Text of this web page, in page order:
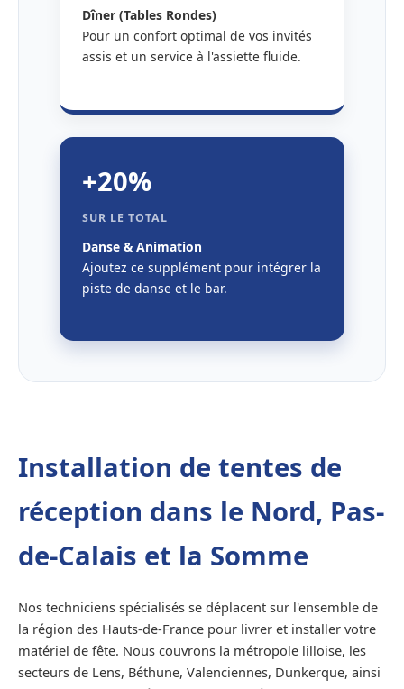
Dîner (Tables Rondes)
Pour un confort optimal de vos invités
assis et un service à l'assiette fluide.
+20%
SUR LE TOTAL
Danse & Animation
Ajoutez ce supplément pour intégrer la
piste de danse et le bar.
Installation de tentes de
réception dans le Nord, Pas-
de-Calais et la Somme
Nos techniciens spécialisés se déplacent sur l'ensemble de
la région des Hauts-de-France pour livrer et installer votre
matériel de fête. Nous couvrons la métropole lilloise, les
secteurs de Lens, Béthune, Valenciennes, Dunkerque, ainsi